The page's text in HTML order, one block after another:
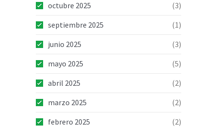
octubre 2025
(3)
septiembre 2025
(1)
junio 2025
(3)
mayo 2025
(5)
abril 2025
(2)
marzo 2025
(2)
febrero 2025
(2)